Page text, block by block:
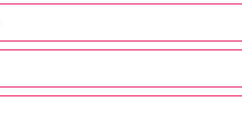
NEUER RADWEG UND NEUE QUERUNG AM GETREIDEMARKT
und neue Querung am